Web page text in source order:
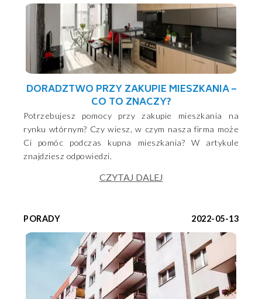
DORADZTWO PRZY ZAKUPIE MIESZKANIA –
CO TO ZNACZY?
Potrzebujesz pomocy przy zakupie mieszkania na
rynku wtórnym? Czy wiesz, w czym nasza firma może
Ci pomóc podczas kupna mieszkania? W artykule
znajdziesz odpowiedzi.
CZYTAJ DALEJ
PORADY 2022-05-13